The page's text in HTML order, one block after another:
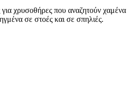
χρυσοθήρες που αναζητούν χαμένα
σε στοές και σε σπηλιές.